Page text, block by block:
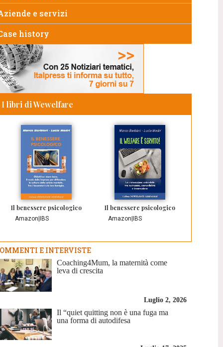
e servizi
history
I libri di Wewelfare
Il benessere psicologico
Amazon IBS
Il benessere psicologico
Amazon IBS
E INTERVISTE
Coaching4Mum, la maternità come
leva di crescita
Luglio 2, 2026
Il “quiet quitting non è una fuga ma
una forma di autodifesa